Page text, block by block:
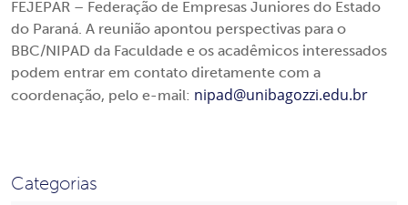
FEJEPAR – Federação de Empresas Juniores do Estado
do Paraná. A reunião apontou perspectivas para o
BBC/NIPAD da Faculdade e os acadêmicos interessados
podem entrar em contato diretamente com a
coordenação, pelo e-mail: nipad@unibagozzi.edu.br
Categorias